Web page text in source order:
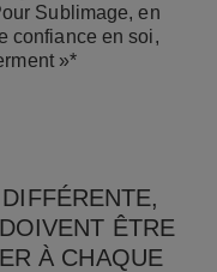
Sublimage, en
confiance en soi,
»*
ÊTRE
À CHAQUE